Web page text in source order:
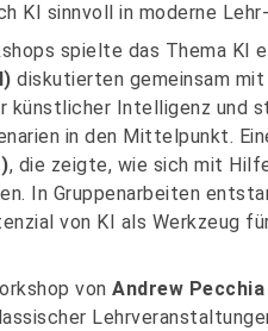
KI sinnvoll in moderne
spielte das Thema KI
diskutierten gemeinsam
Intelligenz und
in den Mittelpunkt.
, die zeigte, wie sich mit
In Gruppenarbeiten
von KI als Werkzeug
von Andrew Pecchia